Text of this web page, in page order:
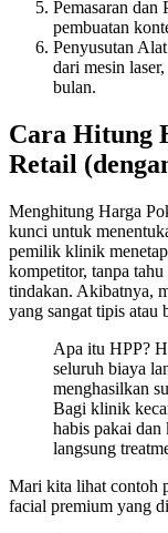
Pemasaran
pembuatan
Penyusutan
dari mesin
bulan.
Cara Hitung
Retail
Menghitung Harga
kunci untuk
pemilik klinik
kompetitor, tanpa
tindakan. Akibatnya,
yang sangat tipis atau
Apa itu HPP?
seluruh biaya
menghasilkan
Bagi klinik
habis pakai dan
langsung
Mari kita lihat contoh
facial premium yang